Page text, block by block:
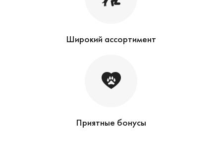
Широкий ассортимент
Приятные бонусы